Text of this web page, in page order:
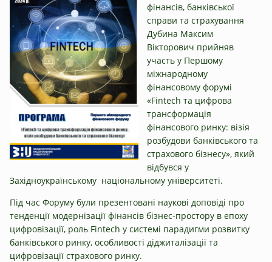
фінансів, банківської
справи та страхування
Дубина Максим
Вікторович прийняв
участь у Першому
міжнародному
фінансовому форумі
«Fintech та цифрова
трансформація
фінансового ринку: візія
розбудови банківського та
страхового бізнесу», який
відбувся у
Західноукраїнському національному університеті.
Під час Форуму були презентовані наукові доповіді про
тенденції модернізації фінансів бізнес-простору в епоху
цифровізації, роль Fintech у системі парадигми розвитку
банківського ринку, особливості діджиталізації та
цифровізації страхового ринку.